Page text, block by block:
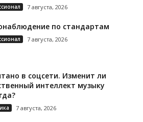
7 августа, 2026
по стандартам
7 августа, 2026
в соцсети. Изменит ли
интеллект музыку
7 августа, 2026